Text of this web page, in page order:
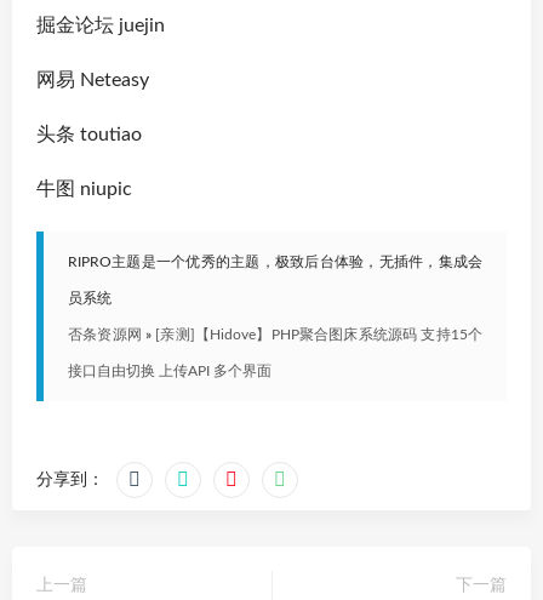
掘金论坛 juejin
网易 Neteasy
头条 toutiao
牛图 niupic
RIPRO主题是一个优秀的主题，极致后台体验，无插件，集成会
员系统
否条资源网 » [亲测]【Hidove】PHP聚合图床系统源码 支持15个
接口自由切换 上传API 多个界面
分享到：
上一篇
下一篇